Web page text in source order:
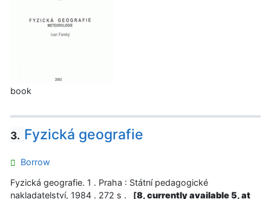
book
3. Fyzická geografie
Borrow
Fyzická geografie. 1 . Praha : Státní pedagogické
nakladatelství, 1984 . 272 s .
[8, currently available 5, at